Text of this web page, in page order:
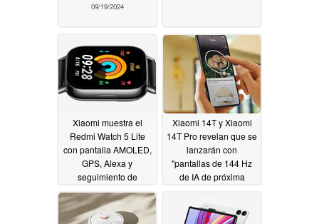
09/19/2024
Xiaomi muestra el
Redmi Watch 5 Lite
con pantalla AMOLED,
GPS, Alexa y
seguimiento de
natación09/19/2024
Xiaomi 14T y Xiaomi
14T Pro revelan que se
lanzarán con
"pantallas de 144 Hz
de IA de próxima
características de IA en
nuevas filtraciones